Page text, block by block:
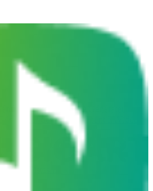
Générateur de Paroles IA
Générateur de Voix de Chant IA
de Pistes IA